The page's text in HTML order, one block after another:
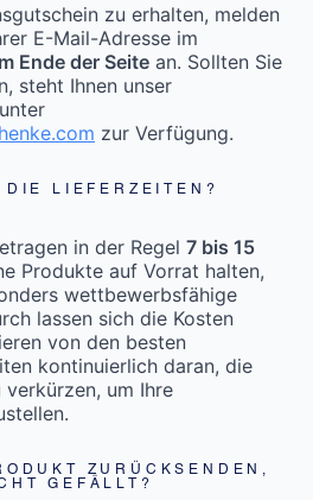
zu erhalten, melden
E-Mail-Adresse im
Ende der Seite an. Sollten Sie
steht Ihnen unser
zur Verfügung.
LIEFERZEITEN?
in der Regel 7 bis 15
Produkte auf Vorrat halten,
wettbewerbsfähige
lassen sich die Kosten
von den besten
kontinuierlich daran, die
um Ihre
ZURÜCKSENDEN,
GEFÄLLT?